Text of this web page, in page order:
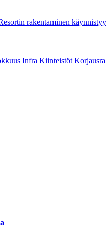
rakentaminen
Infra Kiinteistöt